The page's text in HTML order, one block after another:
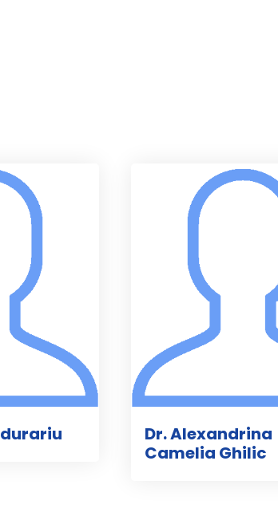
Dr. Alexandrina
Camelia Ghilic